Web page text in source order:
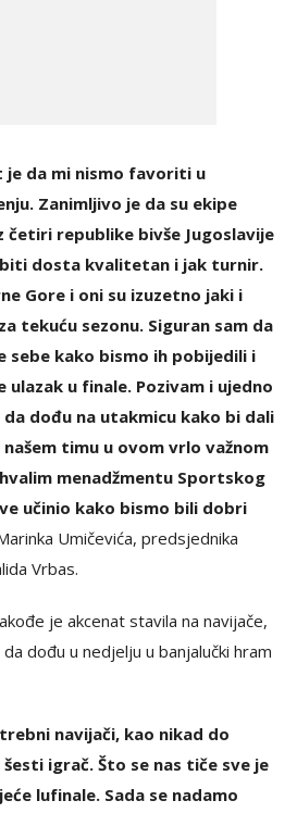
je da mi nismo favoriti u
Zanimljivo je da su ekipe
četiri republike bivše Jugoslavije
biti dosta kvalitetan i jak turnir.
Gore i oni su izuzetno jaki i
tekuću sezonu. Siguran sam da
sebe kako bismo ih pobijedili i
ulazak u finale. Pozivam i ujedno
dođu na utakmicu kako bi dali
timu u ovom vrlo važnom
menadžmentu Sportskog
učinio kako bismo bili dobri
Umičevića, predsjednika
Vrbas.
je akcenat stavila na navijače,
dođu u nedjelju u banjalučki hram
navijači, kao nikad do
igrač. Što se nas tiče sve je
lufinale. Sada se nadamo